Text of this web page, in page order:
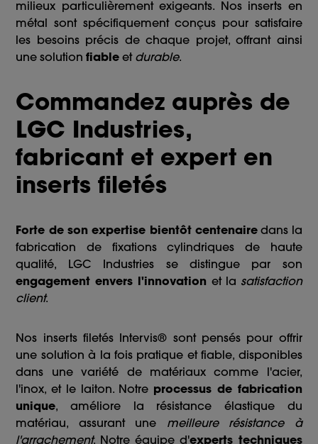
milieux particulièrement exigeants. Nos inserts en
métal sont spécifiquement conçus pour satisfaire
les besoins précis de chaque projet, offrant ainsi
une solutionfiable et durable.
Commandez auprès de
LGC Industries,
fabricant et expert en
inserts filetés
Forte de son expertise bientôt centenairedans la
fabrication de fixations cylindriques de haute
qualité, LGC Industries se distingue par son
engagement envers l'innovation et la satisfaction
client.
Nos inserts filetés Intervis® sont pensés pour offrir
une solution à la fois pratique et fiable, disponibles
dans une variété de matériaux comme l'acier,
l'inox, et le laiton. Notre processus de fabrication
unique, améliore la résistance élastique du
matériau, assurant une meilleure résistance à
l'arrachement. Notre équipe d'experts techniques